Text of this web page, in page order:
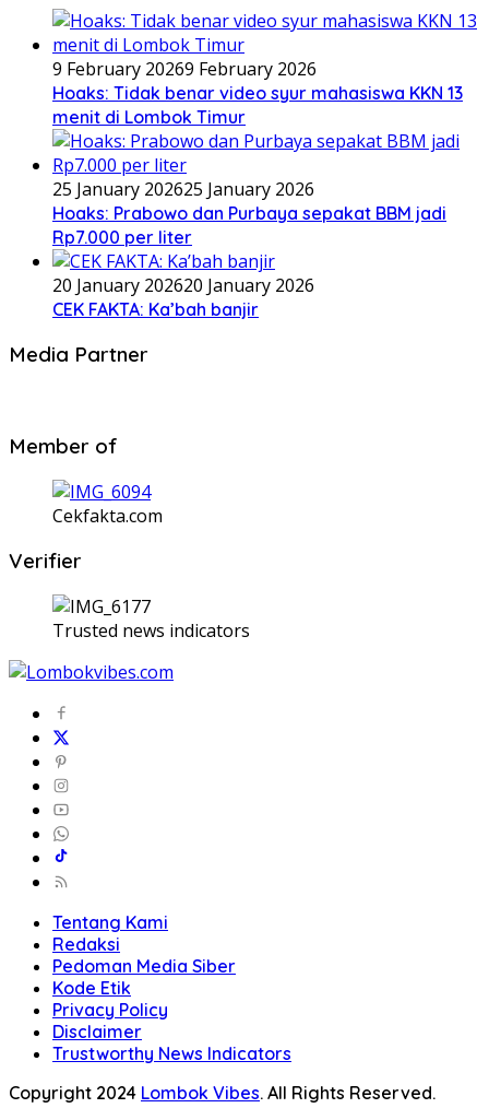
9 February 20269 February 2026
Hoaks: Tidak benar video syur mahasiswa KKN 13
menit di Lombok Timur
25 January 202625 January 2026
Hoaks: Prabowo dan Purbaya sepakat BBM jadi
Rp7.000 per liter
20 January 202620 January 2026
CEK FAKTA: Ka’bah banjir
Media Partner
Member of
Cekfakta.com
Verifier
Trusted news indicators
Tentang Kami
Redaksi
Pedoman Media Siber
Kode Etik
Privacy Policy
Disclaimer
Trustworthy News Indicators
Copyright 2024 Lombok Vibes. All Rights Reserved.